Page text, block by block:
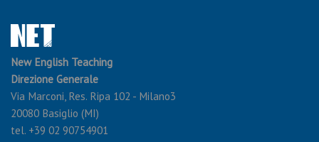
New English Teaching
Direzione Generale
Via Marconi, Res. Ripa 102 - Milano3
20080 Basiglio (MI)
tel. +39 02 90754901